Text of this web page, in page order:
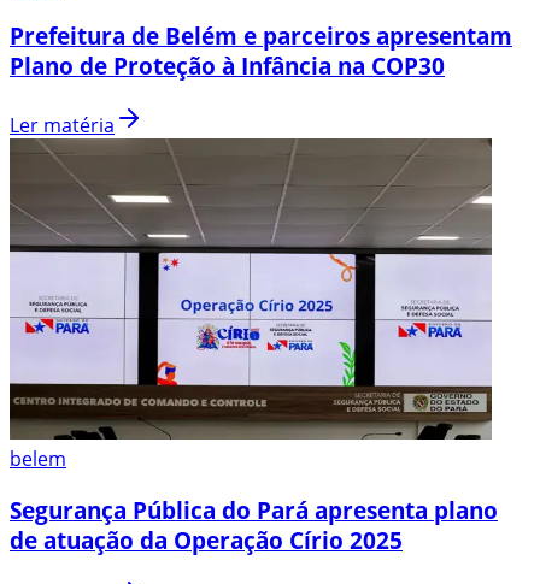
Prefeitura de Belém e parceiros apresentam
Plano de Proteção à Infância na COP30
Ler matéria
belem
Segurança Pública do Pará apresenta plano
de atuação da Operação Círio 2025